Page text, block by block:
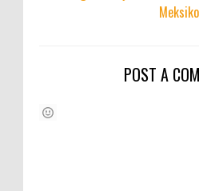
Meksiko
POST A